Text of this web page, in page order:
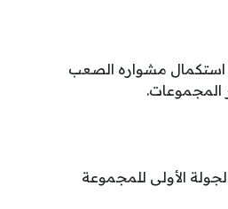
استكمال مشواره الصعب
المجموعات.
الأولى للمجموعة